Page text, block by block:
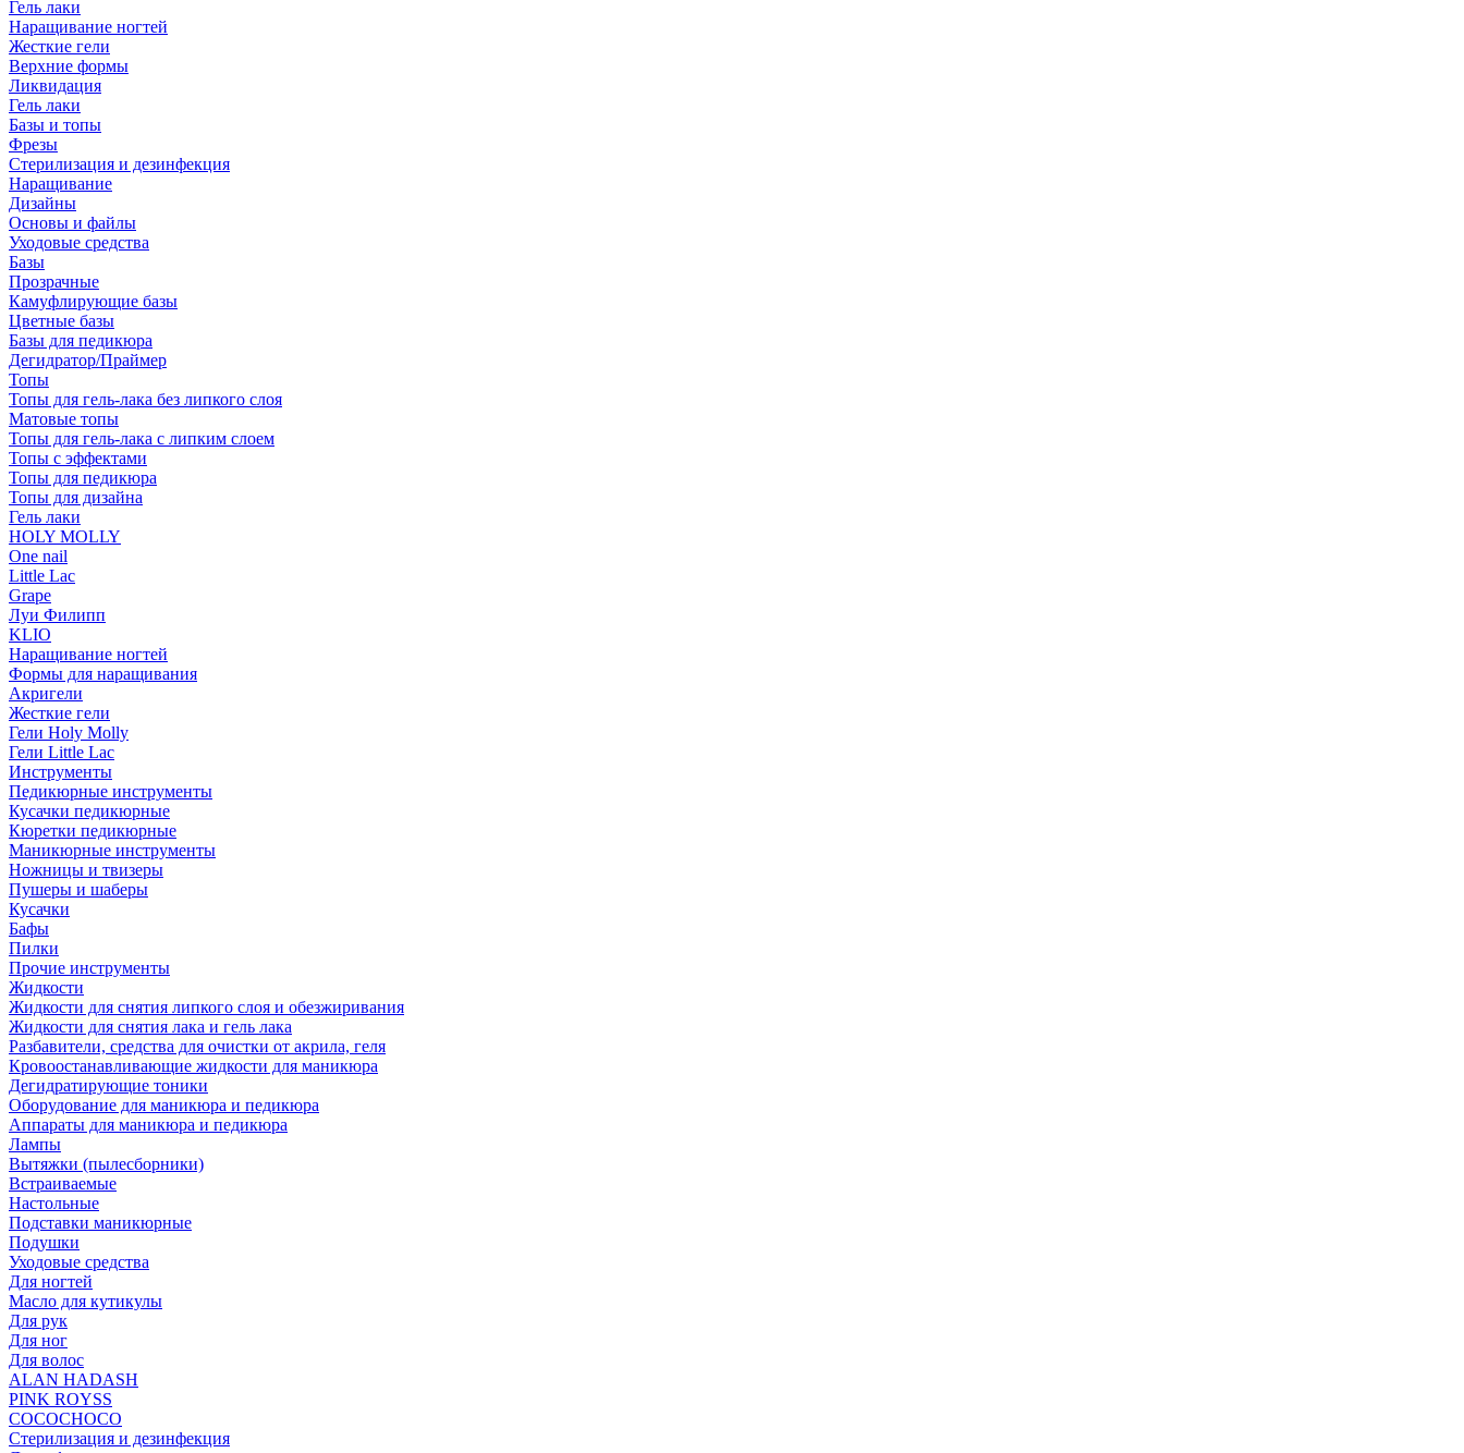
Гель лаки
Наращивание ногтей
Жесткие гели
Верхние формы
Ликвидация
Гель лаки
Базы и топы
Фрезы
Стерилизация и дезинфекция
Наращивание
Дизайны
Основы и файлы
Уходовые средства
Базы
Прозрачные
Камуфлирующие базы
Цветные базы
Базы для педикюра
Дегидратор/Праймер
Топы
Топы для гель-лака без липкого слоя
Матовые топы
Топы для гель-лака с липким слоем
Топы с эффектами
Топы для педикюра
Топы для дизайна
Гель лаки
HOLY MOLLY
One nail
Little Lac
Grape
Луи Филипп
KLIO
Наращивание ногтей
Формы для наращивания
Акригели
Жесткие гели
Гели Holy Molly
Гели Little Lac
Инструменты
Педикюрные инструменты
Кусачки педикюрные
Кюретки педикюрные
Маникюрные инструменты
Ножницы и твизеры
Пушеры и шаберы
Кусачки
Бафы
Пилки
Прочие инструменты
Жидкости
Жидкости для снятия липкого слоя и обезжиривания
Жидкости для снятия лака и гель лака
Разбавители, средства для очистки от акрила, геля
Кровоостанавливающие жидкости для маникюра
Дегидратирующие тоники
Оборудование для маникюра и педикюра
Аппараты для маникюра и педикюра
Лампы
Вытяжки (пылесборники)
Встраиваемые
Настольные
Подставки маникюрные
Подушки
Уходовые средства
Для ногтей
Масло для кутикулы
Для рук
Для ног
Для волос
ALAN HADASH
PINK ROYSS
COCOCHOCO
Стерилизация и дезинфекция